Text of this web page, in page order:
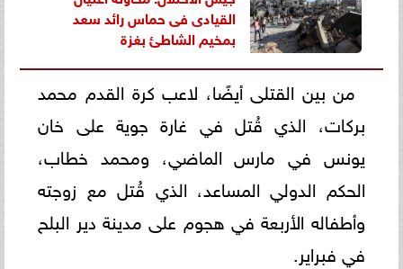
القيادى فى حماس رائد سعد
بمخيم الشاطئ بغزة
من بين القتلى أيضًا، لاعب كرة القدم محمد
بركات، الذي قُتل في غارة جوية على خان
يونس في مارس الماضي، ومحمد خطاب،
الحكم الدولي المساعد، الذي قُتل مع زوجته
وأطفاله الأربعة في هجوم على مدينة دير البلح
في فبراير.